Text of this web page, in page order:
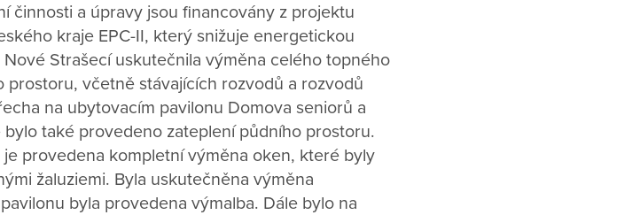
činnosti a úpravy jsou financovány z projektu
kraje EPC-II, který snižuje energetickou
Strašecí uskutečnila výměna celého topného
včetně stávajících rozvodů a rozvodů
na ubytovacím pavilonu Domova seniorů a
také provedeno zateplení půdního prostoru.
provedena kompletní výměna oken, které byly
žaluziemi. Byla uskutečněna výměna
byla provedena výmalba. Dále bylo na